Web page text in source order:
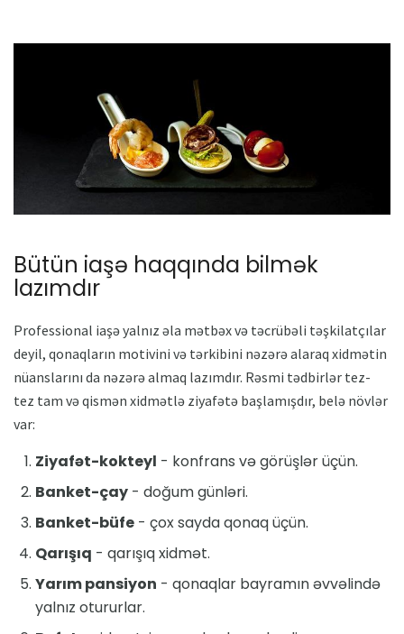
Bütün iaşə haqqında bilmək
lazımdır
Professional iaşə yalnız əla mətbəx və təcrübəli təşkilatçılar
deyil, qonaqların motivini və tərkibini nəzərə alaraq xidmətin
nüanslarını da nəzərə almaq lazımdır. Rəsmi tədbirlər tez-
tez tam və qismən xidmətlə ziyafətə başlamışdır, belə növlər
var:
Ziyafət-kokteyl - konfrans və görüşlər üçün.
Banket-çay - doğum günləri.
Banket-büfe - çox sayda qonaq üçün.
Qarışıq - qarışıq xidmət.
Yarım pansiyon - qonaqlar bayramın əvvəlində
yalnız otururlar.